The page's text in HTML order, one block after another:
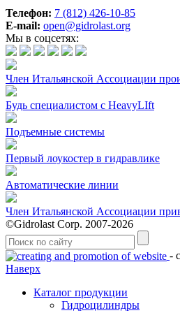
Телефон: 7 (812) 426-10-85
E-mail: open@gidrolast.org
Мы в соцсетях:
Член Итальянской Ассоциации
Будь специалистом с HeavyLIft
Подъемные системы
Первый лоукостер в гидравлике
Автоматические линии
Член Итальянской Ассоциации
©Gidrolast Corp. 2007-2026
-
Наверх
Каталог продукции
Гидроцилиндры